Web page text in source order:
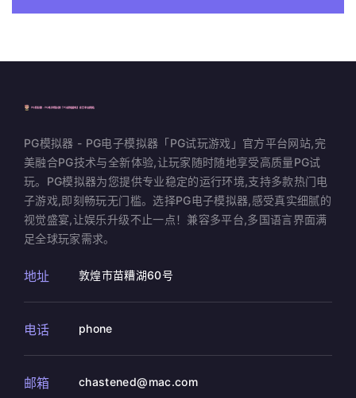
PG模拟器 - PG电子模拟器「PG试玩游戏」官方平台网站,完
美融合PG技术与全新体验,让玩家随时随地享受高质量PG试
玩。PG模拟器为您提供专业稳定的运行环境,支持多款热门电
子游戏,即刻畅玩无门槛。选择PG电子模拟器,感受真实细腻的
视觉盛宴,让娱乐升级不止一点！兼容多平台,多国语言界面满
足全球玩家需求。
地址 敦煌市苗糟湖60号
电话 phone
邮箱 chastened@mac.com